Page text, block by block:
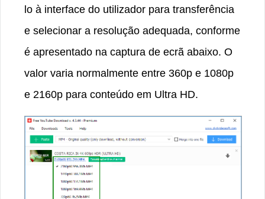
lo à interface do utilizador para transferência
e selecionar a resolução adequada, conforme
é apresentado na captura de ecrã abaixo. O
valor varia normalmente entre 360p e 1080p
e 2160p para conteúdo em Ultra HD.